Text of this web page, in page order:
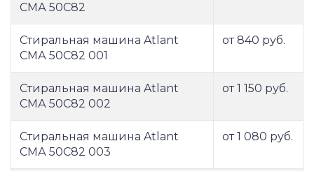
СМА 50С82
Стиральная машина Atlant
СМА 50С82 001
от 840 руб.
Стиральная машина Atlant
СМА 50С82 002
от 1 150 руб.
Стиральная машина Atlant
СМА 50С82 003
от 1 080 руб.